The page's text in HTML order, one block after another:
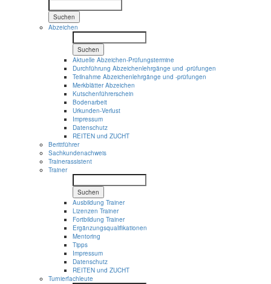
Suchen
Abzeichen
Suchen
Aktuelle Abzeichen-Prüfungstermine
Durchführung Abzeichenlehrgänge und -prüfungen
Teilnahme Abzeichenlehrgänge und -prüfungen
Merkblätter Abzeichen
Kutschenführerschein
Bodenarbeit
Urkunden-Verlust
Impressum
Datenschutz
REITEN und ZUCHT
Berittführer
Sachkundenachweis
Trainerassistent
Trainer
Suchen
Ausbildung Trainer
Lizenzen Trainer
Fortbildung Trainer
Ergänzungsqualifikationen
Mentoring
Tipps
Impressum
Datenschutz
REITEN und ZUCHT
Turnierfachleute